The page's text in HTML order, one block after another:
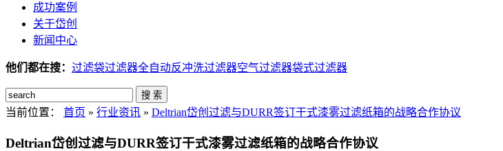
成功案例
关于岱创
新闻中心
他们都在搜： 过滤袋过滤器全自动反冲洗过滤器空气过滤器袋式过滤器
搜 索
当前位置： 首页 » 行业资讯 » Deltrian岱创过滤与DURR签订干式漆雾过滤纸箱的战略合作协议
Deltrian岱创过滤与DURR签订干式漆雾过滤纸箱的战略合作协议